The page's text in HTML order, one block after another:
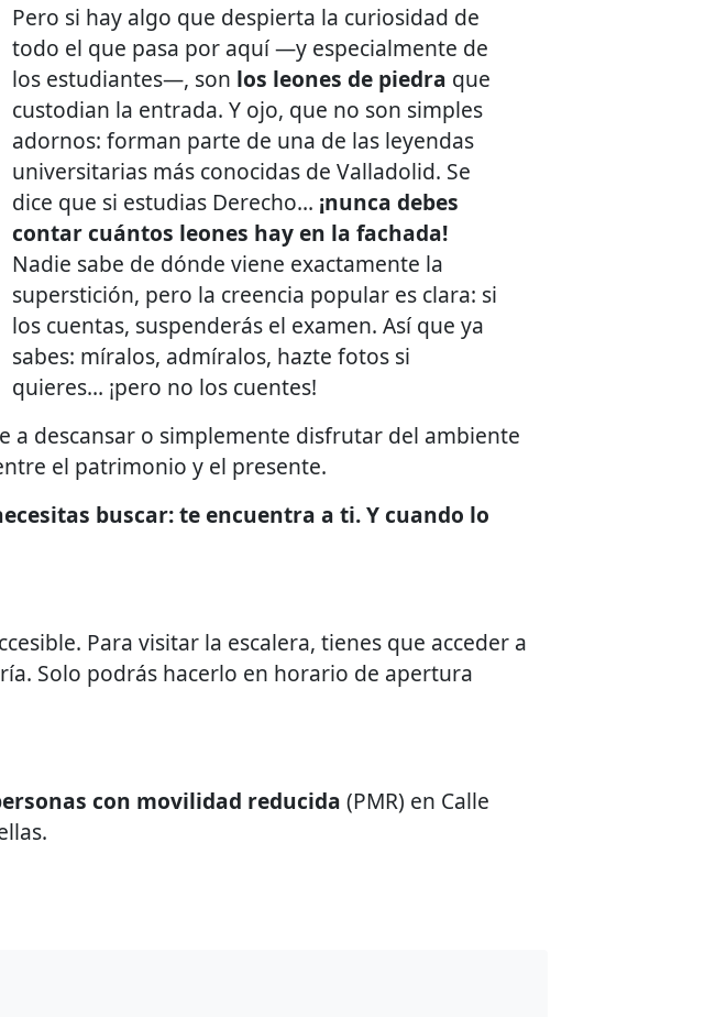
Pero si hay algo que despierta la curiosidad de
todo el que pasa por aquí —y especialmente de
los estudiantes—, son los leones de piedra que
custodian la entrada. Y ojo, que no son simples
adornos: forman parte de una de las leyendas
universitarias más conocidas de Valladolid. Se
dice que si estudias Derecho… ¡nunca debes
contar cuántos leones hay en la fachada!
Nadie sabe de dónde viene exactamente la
superstición, pero la creencia popular es clara: si
los cuentas, suspenderás el examen. Así que ya
sabes: míralos, admíralos, hazte fotos si
quieres… ¡pero no los cuentes!
a descansar o simplemente disfrutar del ambiente
el patrimonio y el presente.
buscar: te encuentra a ti. Y cuando lo
Para visitar la escalera, tienes que acceder a
Solo podrás hacerlo en horario de apertura
con movilidad reducida (PMR) en Calle